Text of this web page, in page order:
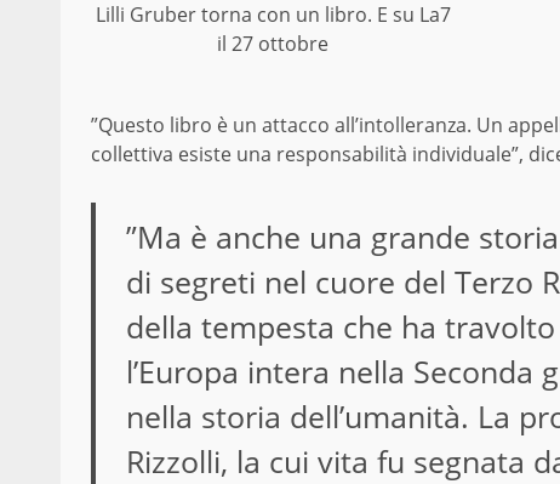
Lilli Gruber torna con un libro. E su La7
il 27 ottobre
”Questo libro è un attacco all’intolleranza. Un
collettiva esiste una responsabilità individuale”,
”Ma è anche una grande
di segreti nel cuore del Terzo
della tempesta che ha
l’Europa intera nella
nella storia dell’umanità. La
Rizzolli, la cui vita fu segnata